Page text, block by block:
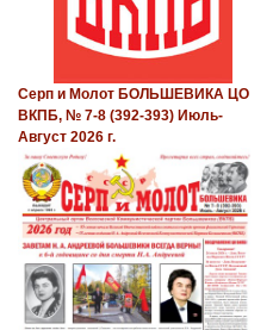
Серп и Молот БОЛЬШЕВИКА ЦО
ВКПБ, № 7-8 (392-393) Июль-
Август 2026 г.